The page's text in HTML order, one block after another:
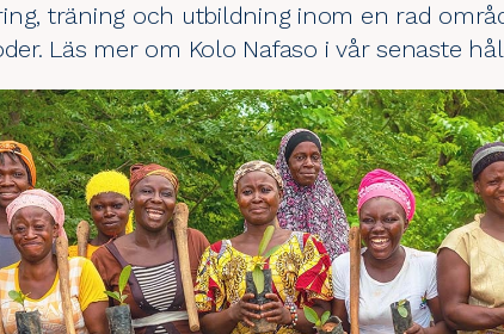
träning och utbildning inom en rad
Läs mer om Kolo Nafaso i vår senaste